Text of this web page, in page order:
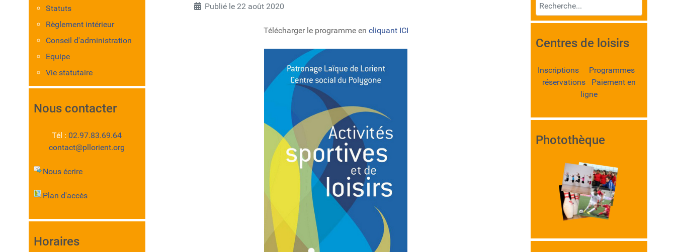
Statuts
Règlement intérieur
Conseil d'administration
Equipe
Vie statutaire
Nous contacter
Tél : 02.97.83.69.64
contact@pllorient.org
Nous écrire
Plan d'accès
Horaires
Publié le 22 août 2020
Télécharger le programme en cliquant ICI
Centres de loisirs
Inscriptions Programmes
réservations Paiement en
ligne
Photothèque